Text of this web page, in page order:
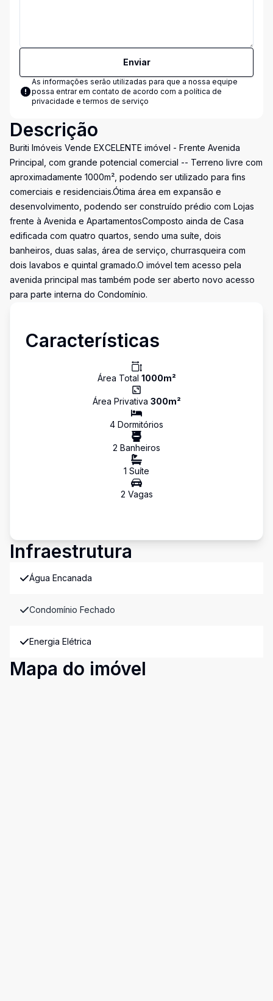
Enviar
As informações serão utilizadas para que a nossa equipe
possa entrar em contato de acordo com a política de
privacidade e termos de serviço
Descrição
Buriti Imóveis Vende EXCELENTE imóvel - Frente Avenida
Principal, com grande potencial comercial -- Terreno livre com
aproximadamente 1000m², podendo ser utilizado para fins
comerciais e residenciais.Ótima área em expansão e
desenvolvimento, podendo ser construído prédio com Lojas
frente à Avenida e ApartamentosComposto ainda de Casa
edificada com quatro quartos, sendo uma suíte, dois
banheiros, duas salas, área de serviço, churrasqueira com
dois lavabos e quintal gramado.O imóvel tem acesso pela
avenida principal mas também pode ser aberto novo acesso
para parte interna do Condomínio.
Características
Área Total 1000m²
Área Privativa 300m²
4 Dormitórios
2 Banheiros
1 Suíte
2 Vagas
Infraestrutura
Água Encanada
Condomínio Fechado
Energia Elétrica
Mapa do imóvel